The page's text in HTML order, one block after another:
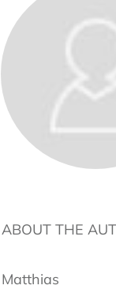
ABOUT THE
Matthias